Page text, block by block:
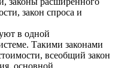
закон спроса и
в одной
Такими законами
всеобщий закон
основной